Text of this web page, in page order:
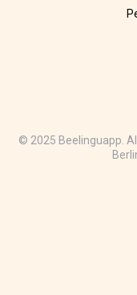
© 2025 Beelinguapp.